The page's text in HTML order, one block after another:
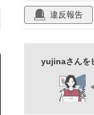
違反報告
yujinaさんを